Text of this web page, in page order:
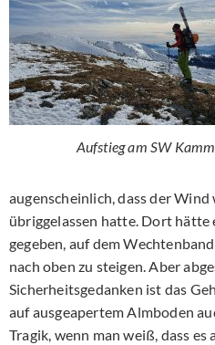
Aufstieg am SW Kamm
augenscheinlich, dass der
übriggelassen hatte. Dort
gegeben, auf dem
nach oben zu steigen. Aber
Sicherheitsgedanken ist das
auf ausgeapertem Almboden
Tragik, wenn man weiß, dass